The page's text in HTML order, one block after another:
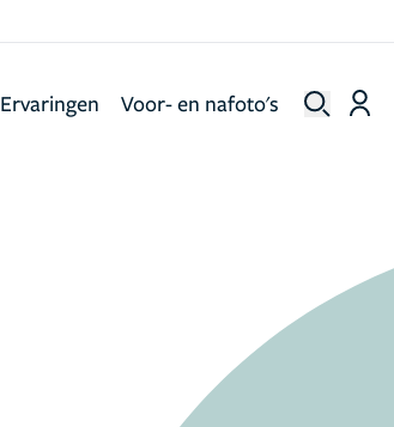
Ervaringen Voor- en nafoto's